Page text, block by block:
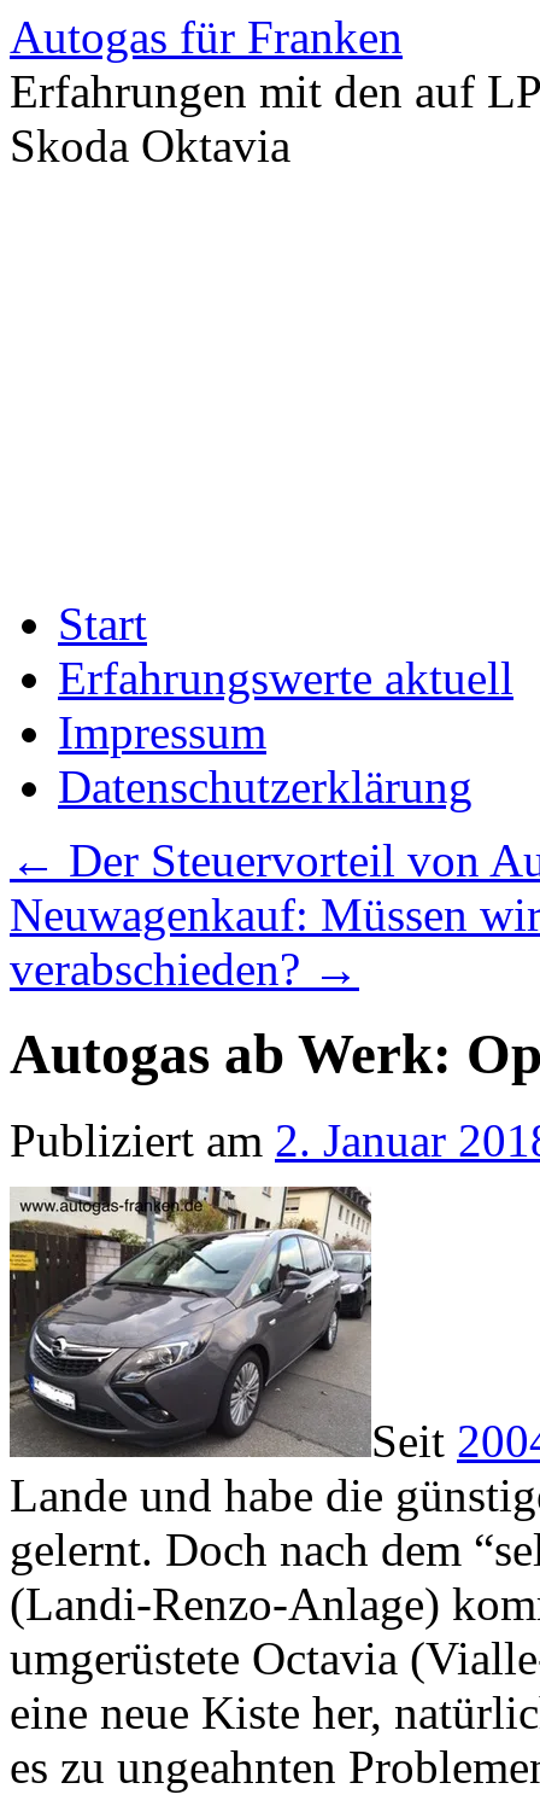
Autogas für Franken
Erfahrungen mit den auf
Skoda Oktavia
Start
Erfahrungswerte aktuell
Impressum
Datenschutzerklärung
← Der Steuervorteil von
Neuwagenkauf: Müssen
verabschieden? →
Autogas ab Werk:
Publiziert am 2. Januar
Seit
Lande und habe die
gelernt. Doch nach dem
(Landi-Renzo-Anlage)
umgerüstete Octavia
eine neue Kiste her,
es zu ungeahnten